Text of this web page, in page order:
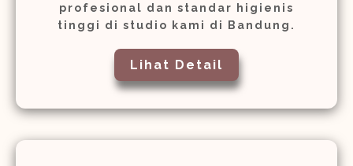
profesional dan standar higienis
tinggi di studio kami di Bandung.
Lihat Detail